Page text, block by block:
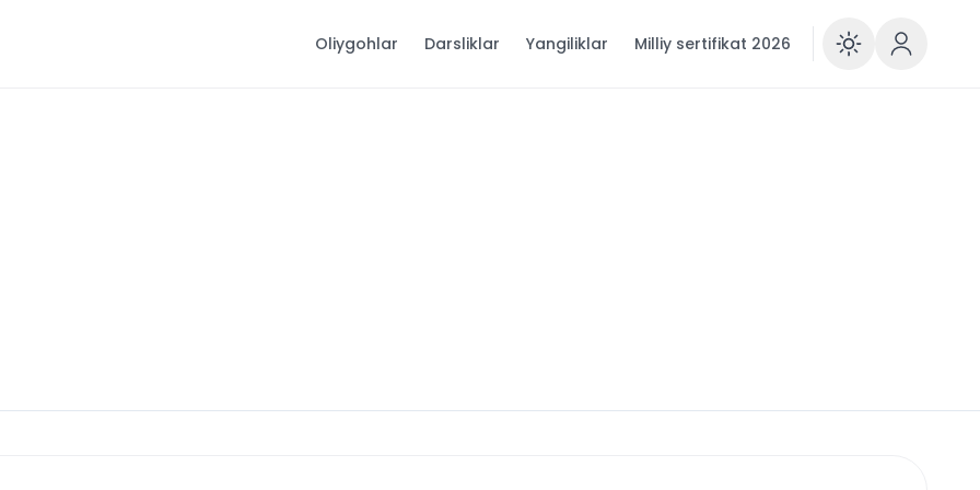
Oliygohlar Darsliklar Yangiliklar Milliy sertifikat 2026